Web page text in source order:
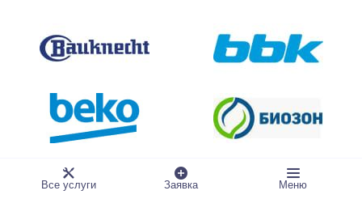
Все услуги Заявка Меню